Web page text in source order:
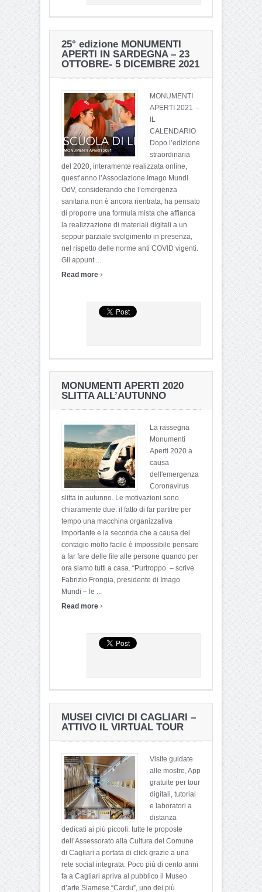
25° edizione MONUMENTI
APERTI IN SARDEGNA – 23
OTTOBRE- 5 DICEMBRE 2021
MONUMENTI
APERTI 2021 -
IL
CALENDARIO
Dopo l’edizione
straordinaria
del 2020, interamente realizzata online,
quest’anno l’Associazione Imago Mundi
OdV, considerando che l’emergenza
sanitaria non è ancora rientrata, ha pensato
di proporre una formula mista che affianca
la realizzazione di materiali digitali a un
seppur parziale svolgimento in presenza,
nel rispetto delle norme anti COVID vigenti.
Gli appunt ...
Read more ›
MONUMENTI APERTI 2020
SLITTA ALL’AUTUNNO
La rassegna
Monumenti
Aperti 2020 a
causa
dell'emergenza
Coronavirus
slitta in autunno. Le motivazioni sono
chiaramente due: il fatto di far partitre per
tempo una macchina organizzativa
importante e la seconda che a causa del
contagio molto facile è impossibile pensare
a far fare delle file alle persone quando per
ora siamo tutti a casa. “Purtroppo – scrive
Fabrizio Frongia, presidente di Imago
Mundi – le ...
Read more ›
MUSEI CIVICI DI CAGLIARI –
ATTIVO IL VIRTUAL TOUR
Visite guidate
alle mostre, App
gratuite per tour
digitali, tutorial
e laboratori a
distanza
dedicati ai più piccoli: tutte le proposte
dell’Assessorato alla Cultura del Comune
di Cagliari a portata di click grazie a una
rete social integrata. Poco più di cento anni
fa a Cagliari apriva al pubblico il Museo
d’arte Siamese “Cardu”, uno dei più